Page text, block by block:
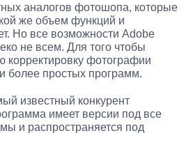
аналогов фотошопа, которые
же объем функций и
Но все возможности Adobe
не всем. Для того чтобы
корректировку фотографии
более простых программ.
известный конкурент
имеет версии под все
и распространяется под